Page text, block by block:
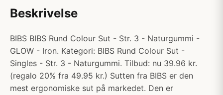
Beskrivelse
BIBS BIBS Rund Colour Sut - Str. 3 - Naturgummi -
GLOW - Iron. Kategori: BIBS Rund Colour Sut -
Singles - Str. 3 - Naturgummi. Tilbud: nu 39.96 kr.
(regalo 20% fra 49.95 kr.) Sutten fra BIBS er den
mest ergonomiske sut på markedet. Den er